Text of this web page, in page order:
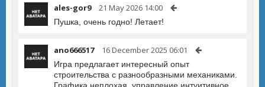
ales-gor9 21 May 2026 14:00
Пушка, очень годно! Летает!
ano666517 16 December 2025 06:01
Игра предлагает интересный опыт
строительства с разнообразными механиками.